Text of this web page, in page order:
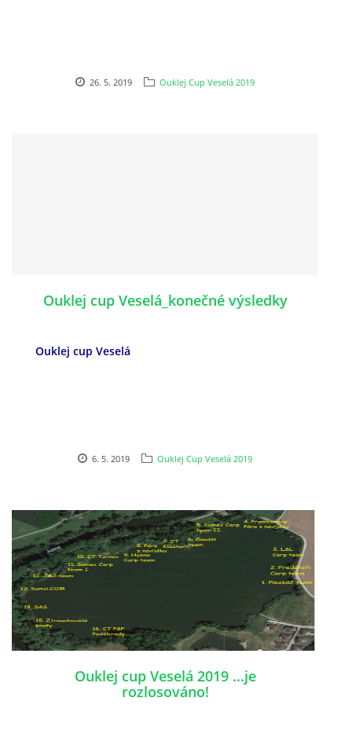
26. 5. 2019 Ouklej Cup Veselá 2019
Ouklej cup Veselá_konečné výsledky
Ouklej cup Veselá
6. 5. 2019 Ouklej Cup Veselá 2019
Ouklej cup Veselá 2019 ...je
rozlosováno!